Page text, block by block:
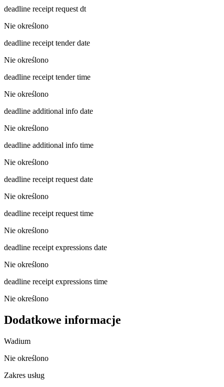
deadline receipt request dt
Nie określono
deadline receipt tender date
Nie określono
deadline receipt tender time
Nie określono
deadline additional info date
Nie określono
deadline additional info time
Nie określono
deadline receipt request date
Nie określono
deadline receipt request time
Nie określono
deadline receipt expressions date
Nie określono
deadline receipt expressions time
Nie określono
Dodatkowe informacje
Wadium
Nie określono
Zakres usług